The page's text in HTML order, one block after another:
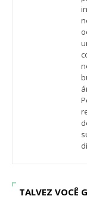
TALVEZ VOCÊ